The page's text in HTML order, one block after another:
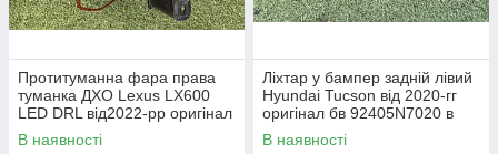
Протитуманна фара права
туманка ДХО Lexus LX600
LED DRL від2022-рр оригінал
бв відсутнє одно кріплення
В наявності
Ліхтар у бампер задній лівий
Hyundai Tucson від 2020-гг
оригінал бв 92405N7020 в
нормальному стані
В наявності